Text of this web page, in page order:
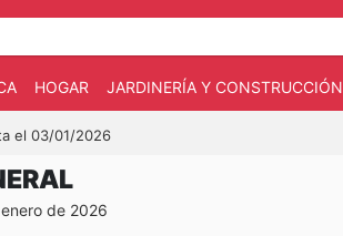
HOGAR JARDINERÍA Y CONSTRUCCIÓN
el 03/01/2026
de 2026